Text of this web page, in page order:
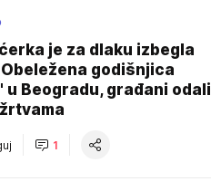
je za dlaku izbegla
godišnjica
u Beogradu, građani odali
1